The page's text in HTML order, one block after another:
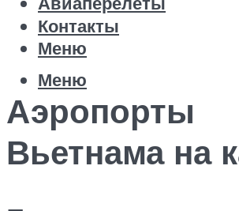
Контакты
Меню
Меню
Аэропорты
Вьетнама на